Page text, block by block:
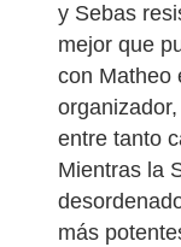
y Sebas
mejor que
con Matheo
entre tanto
Mientras la
más